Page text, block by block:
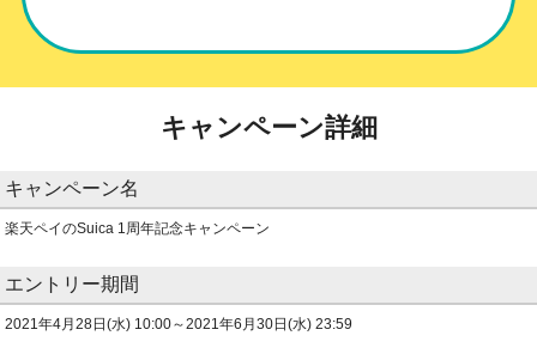
キャンペーン詳細
キャンペーン名
楽天ペイのSuica 1周年記念キャンペーン
エントリー期間
2021年4月28日(水) 10:00～2021年6月30日(水) 23:59